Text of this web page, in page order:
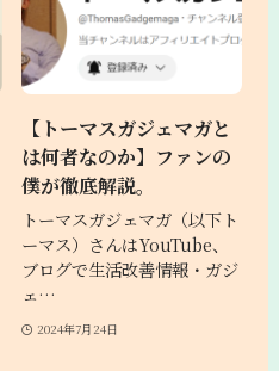
【トーマスガジェマガと
は何者なのか】ファンの
僕が徹底解説。
トーマスガジェマガ（以下ト
ーマス）さんはYouTube、
ブログで生活改善情報・ガジ
ェ…
2024年7月24日